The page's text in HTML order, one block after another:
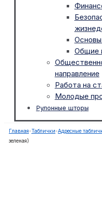
Общие
направление
Работа на
Молодые
Рулонные шторы
Главная-Таблички-Адресные
зеленая)